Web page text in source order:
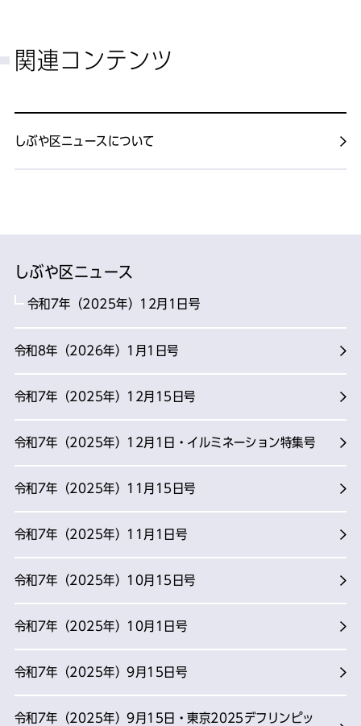
関連コンテンツ
しぶや区ニュースについて
しぶや区ニュース
令和7年（2025年）12月1日号
令和8年（2026年）1月1日号
令和7年（2025年）12月15日号
令和7年（2025年）12月1日・イルミネーション特集号
令和7年（2025年）11月15日号
令和7年（2025年）11月1日号
令和7年（2025年）10月15日号
令和7年（2025年）10月1日号
令和7年（2025年）9月15日号
令和7年（2025年）9月15日・東京2025デフリンピッ